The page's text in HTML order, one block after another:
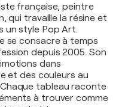
française, peintre
qui travaille la résine et
un style Pop Art.
se consacre à temps
depuis 2005. Son
dans
et des couleurs au
tableau raconte
à trouver comme